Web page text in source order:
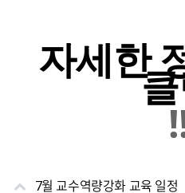
자세한
7월 교수역량강화 교육 일정